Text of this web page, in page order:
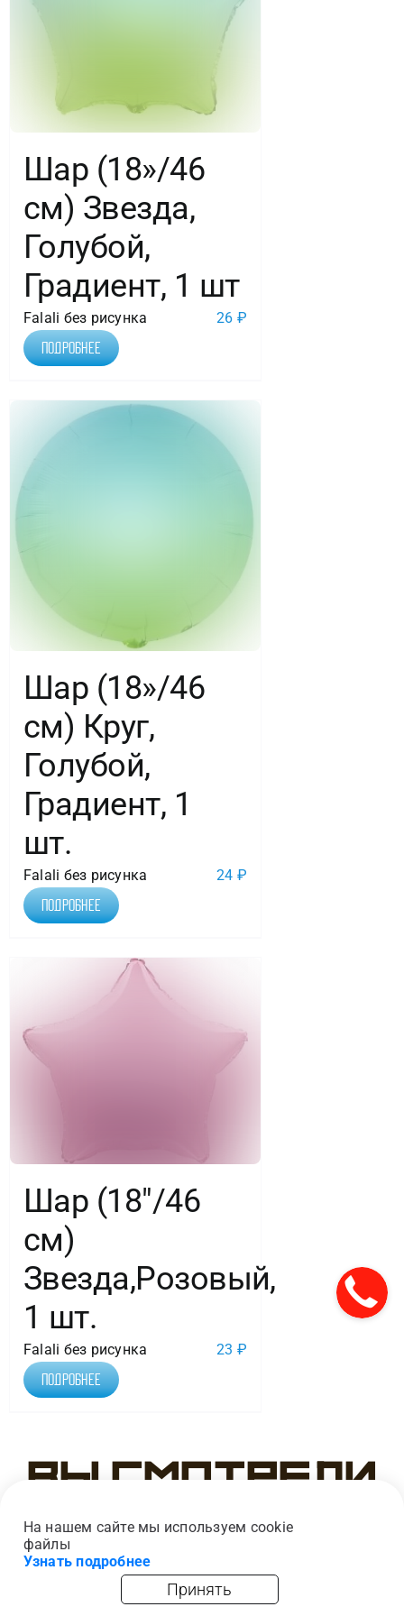
Шар (18»/46
см) Звезда,
Голубой,
Градиент, 1 шт
Falali без рисунка 26 ₽
Подробнее
Шар (18»/46
см) Круг,
Голубой,
Градиент, 1
шт.
Falali без рисунка 24 ₽
Подробнее
Шар (18″/46
см)
Звезда,Розовый,
1 шт.
Falali без рисунка 23 ₽
Подробнее
Вы смотрели
На нашем сайте мы используем cookie
файлы
Узнать подробнее
Принять